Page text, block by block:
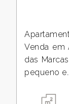
Venda em
das
pequeno